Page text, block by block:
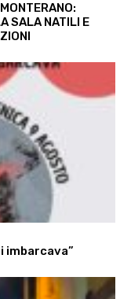
SALA NATILI E
imbarcava”